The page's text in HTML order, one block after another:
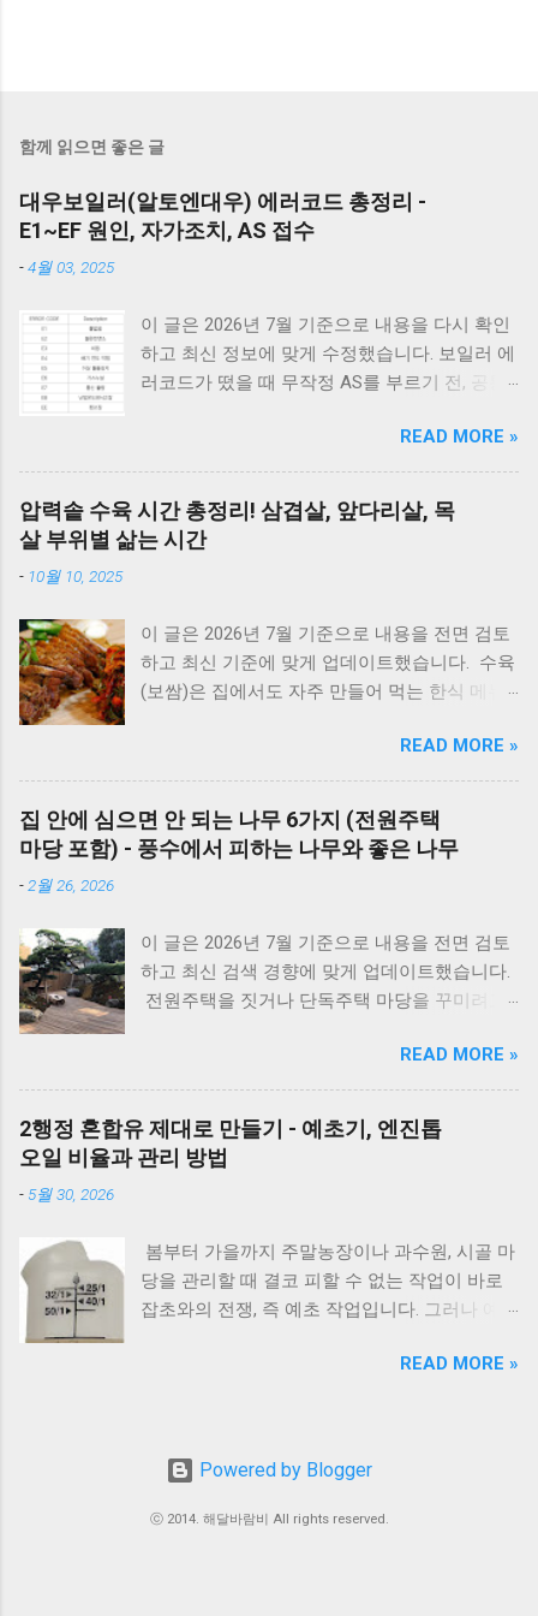
함께 읽으면 좋은 글
대우보일러(알토엔대우) 에러코드 총정리 -
E1~EF 원인, 자가조치, AS 접수
-4월 03, 2025
이 글은 2026년 7월 기준으로 내용을 다시 확인
하고 최신 정보에 맞게 수정했습니다. 보일러 에
러코드가 떴을 때 무작정 AS를 부르기 전, 공통
밸브가 열려 있는지, 2) 전원 플러그를 뽑았다가
5분 뒤 다시 꽂아보았는지(리셋), 3) 실내 온도
조절기의 설정이 올바른지 확인해보세요. 상세
코드는 아래에서 확인할 수 있습니다. E1부터 EF
까지 모든 대우보일러(알토엔대우) 에러코드의
드 E1~EF 원인과 해결법 (AS 전 자가점검, 수리
비) 🚨 잠깐! AS 부르기 전 이것만은 확인하세
요! 에러코드 E1 - 단수나 동파를 확인하세요.
드 E2 - 가스 밸브가 잠겨있지 않나요? 가스레인
지를 켜서 가스가 공급되는지 먼저 확인하세요.
리셋의 마법 - 코드를 뽑고 5분 뒤 다시 꽂는 것
만으로도 단순 센서 오류의 70%는 해결됩니다.
방법 E1 원인 : 물 부족, 단수, 동파 확인 : 급수밸
브·단수 여부 확인 조치 : 물 보충 후 리셋 ※ 반
복되면 AS 점검 E2 원인 : 불완전 연소, 가스 공
급 이상 확인 : 가스밸브, 가스레인지 작동 여부
조치 : 가스 확인 후 리셋 E3 원인 : 과열(비등) 확
인 : 배기구 이물질 확인 조치 : 막힌 부분 제거
E5 원인 : 이상 불꽃 감지 조치 : 전원 리셋 ※ 계
인 : 통신 불량...
READ MORE »
압력솥 수육 시간 총정리! 삼겹살, 앞다리살, 목
살 부위별 삶는 시간
- 10월 10, 2025
이 글은 2026년 7월 기준으로 내용을 전면 검토
하고 최신 기준에 맞게 업데이트했습니다. 수육
(보쌈)은 집에서도 자주 만들어 먹는 한식 메뉴
때문에 선뜻 도전하지 못하는 분들도 많습니다.
그런데 압력솥 을 사용하면 삶는 시간을 줄이면
서도 고기를 부드럽고 촉촉하게 익힐 수 있습니
다. 압력솥 수육 시간은 돼지고기 부위에 따라
달라집니다. 압력솥의 '추'가가 흔들린 뒤 삼겹살
솥을 사용하면 일반 냄비보다 조리 시간이 훨씬
짧아지면서도 촉촉한 수육과 보쌈을 만들 수 있
습니다. 하지만 부위와 두께에 따라 시간을 조금
는 시간은 물론 압력솥 보쌈 시간, 압력밥솥 수
육, 전기압력밥솥 수육 조리시간, 물의 양과 자
연 김빼기 시간까지 정리해 보았습니다. 바로 아
래 표만 확인해도 내 고기에 맞는 시간을 바로
로 수육을 만드는 가장 큰 이유는 조리 시간이
크게 줄어들면서도 고기의 육즙을 그대로 살릴
수 있기 때문 입니다. 일반 냄비는 1시간 이상 푹
삶아야 하는 경우가 많지만, 압력솥은 내부 압력
이 높아져 고기 속까지 빠르게 열이 전달됩니다.
상을 준비할 때는 압력솥 하나만으로 시간을 절
을 선호합니다. 일반 냄비와 압력솥 수육 시간
READ MORE »
집 안에 심으면 안 되는 나무 6가지 (전원주택
마당 포함) - 풍수에서 피하는 나무와 좋은 나무
- 2월 26, 2026
이 글은 2026년 7월 기준으로 내용을 전면 검토
하고 최신 검색 경향에 맞게 업데이트했습니다.
전원주택을 짓거나 단독주택 마당을 꾸미려고
다. 바로 ‘ 집 안에 심으면 안 되는 나무 ’ 입니다.
여기서 말하는 ‘집 안’은 실내 화분만을 뜻하는
게 아니라, 담장 안 마당과 집터 전체를 두고 하
는 말입니다. 요즘은 보기 좋은 조경수만 고르기
보다는, 풍수 인테리어라든지 집터의 기운, 재물
위기와 흐름에 어떤 영향을 줄지 한 번 더 고민
하게 됩니다. 인터넷에는 여러 이야기가 있지만,
대부분은 풍수와 민간 신앙에서 전해 내려온 내
다. 이 글에서는 전통적인 의미와 실제 조경 관
려온 나무 , 2. 사과나무, 복숭아나무 같은 과실
로 길하다고 여겨온 마당 나무 이렇게 나누어 정
READ MORE »
2행정 혼합유 제대로 만들기 - 예초기, 엔진톱
오일 비율과 관리 방법
- 5월 30, 2026
봄부터 가을까지 주말농장이나 과수원, 시골 마
당을 관리할 때 결코 피할 수 없는 작업이 바로
잡초와의 전쟁, 즉 예초 작업입니다. 그러나 예
접하는 귀농, 귀촌인들이 작업 준비 시 가장 먼
야 하나요?” “50:1 오일이면 아무 장비나 가능한
가요?” “빨간 오일은 50대1이라던데 맞나요?”
문제는 블로그나 유튜브 등의 정보 중 상당수가
READ MORE »
Powered by Blogger
ⓒ 2014. 해달바람비 All rights reserved.